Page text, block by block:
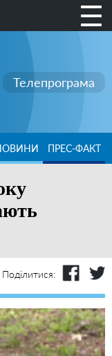
Телепрограма
ПРЕС-ФАКТ
Поділитися: